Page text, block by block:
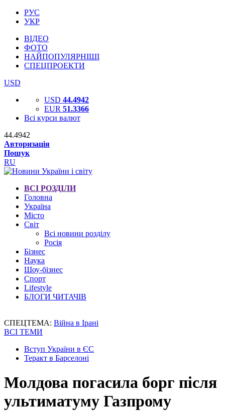
РУС
УКР
ВІДЕО
ФОТО
НАЙПОПУЛЯРНІШІ
СПЕЦПРОЕКТИ
USD
USD 44.4942
EUR 51.3366
Всі курси валют
44.4942
Авторизація
Пошук
RU
ВСІ РОЗДІЛИ
Головна
Україна
Місто
Світ
Всі новини розділу
Росія
Бізнес
Наука
Шоу-бізнес
Спорт
Lifestyle
БЛОГИ ЧИТАЧІВ
СПЕЦТЕМА: Війна в Ірані
ВСІ ТЕМИ
Вступ України в ЄС
Теракт в Барселоні
Молдова погасила борг після
ультиматуму Газпрому